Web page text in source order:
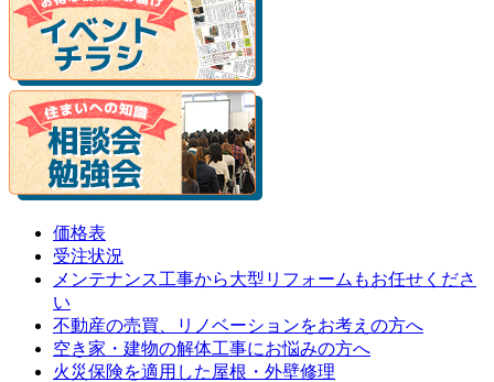
価格表
受注状況
メンテナンス工事から大型リフォームもお任せくださ
い
不動産の売買、リノベーションをお考えの方へ
空き家・建物の解体工事にお悩みの方へ
火災保険を適用した屋根・外壁修理